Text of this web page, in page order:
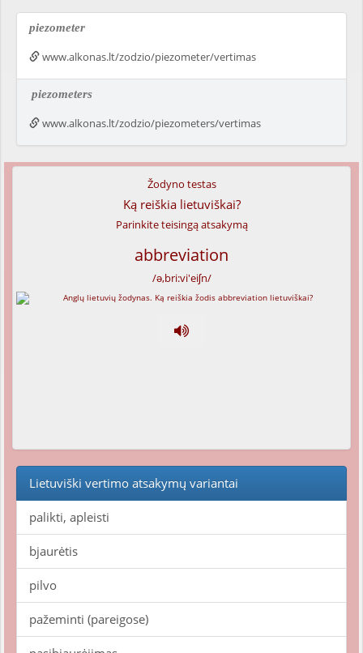
piezometer
www.alkonas.lt/zodzio/piezometer/vertimas
piezometers
www.alkonas.lt/zodzio/piezometers/vertimas
Žodyno testas
Ką reiškia lietuviškai?
Parinkite teisingą atsakymą
abbreviation
/ə,bri:vi'eiʃn/
Lietuviški vertimo atsakymų variantai
palikti, apleisti
bjaurėtis
pilvo
pažeminti (pareigose)